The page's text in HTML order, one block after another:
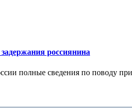
россиянина
полные сведения по поводу